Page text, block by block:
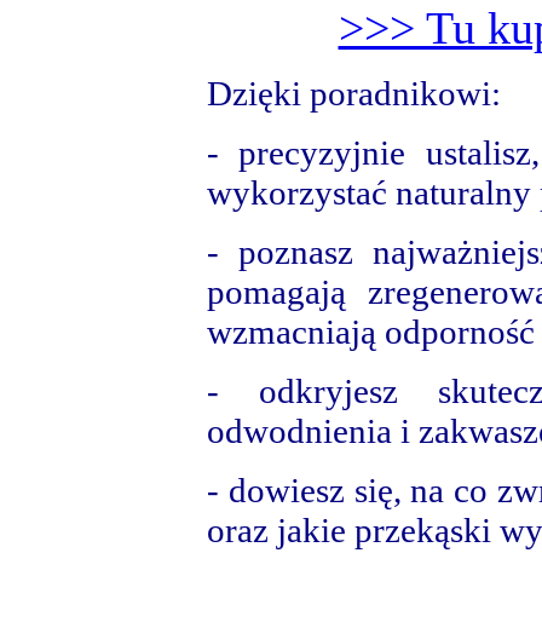
>>> Tu
Dzięki poradnikowi:
- precyzyjnie
wykorzystać naturalny
- poznasz
pomagają
wzmacniają odporność
- odkryjesz
odwodnienia i
- dowiesz się, na co
oraz jakie przekąski